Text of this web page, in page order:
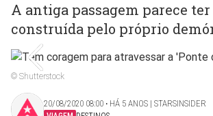
A antiga passagem parece ter
construída pelo próprio
© Shutterstock
20/08/2020 08:00 ‧ HÁ 5 ANOS | STARSINSIDER